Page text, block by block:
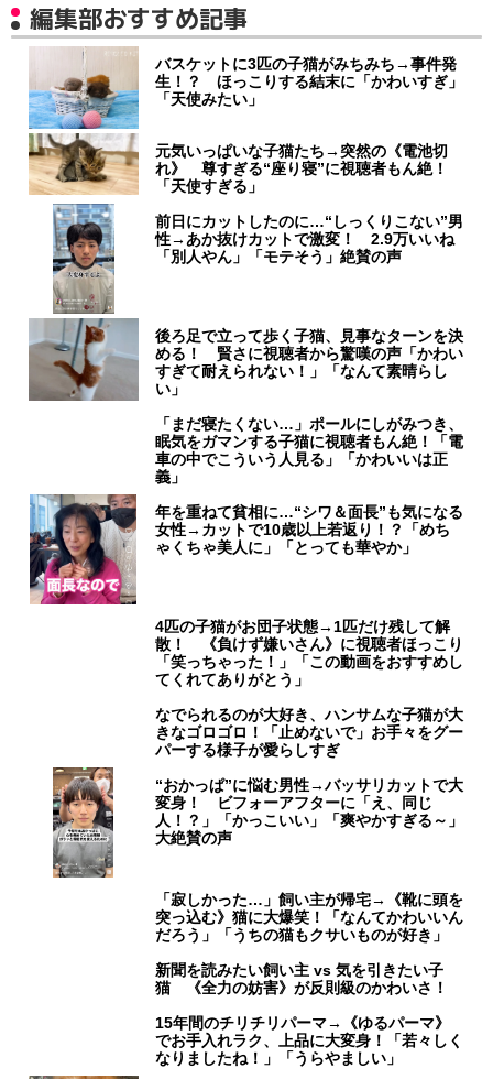
編集部おすすめ記事
バスケットに3匹の子猫がみちみち→事件発
生！？ ほっこりする結末に「かわいすぎ」
「天使みたい」
元気いっぱいな子猫たち→突然の《電池切
れ》 尊すぎる“座り寝”に視聴者もん絶！
「天使すぎる」
前日にカットしたのに…“しっくりこない”男
性→あか抜けカットで激変！ 2.9万いいね
「別人やん」「モテそう」絶賛の声
後ろ足で立って歩く子猫、見事なターンを決
める！ 賢さに視聴者から驚嘆の声「かわい
すぎて耐えられない！」「なんて素晴らし
い」
「まだ寝たくない…」ポールにしがみつき、
眠気をガマンする子猫に視聴者もん絶！「電
車の中でこういう人見る」「かわいいは正
義」
年を重ねて貧相に…“シワ＆面長”も気になる
女性→カットで10歳以上若返り！？「めち
ゃくちゃ美人に」「とっても華やか」
4匹の子猫がお団子状態→1匹だけ残して解
散！ 《負けず嫌いさん》に視聴者ほっこり
「笑っちゃった！」「この動画をおすすめし
てくれてありがとう」
なでられるのが大好き、ハンサムな子猫が大
きなゴロゴロ！「止めないで」お手々をグー
パーする様子が愛らしすぎ
“おかっぱ”に悩む男性→バッサリカットで大
変身！ ビフォーアフターに「え、同じ
人！？」「かっこいい」「爽やかすぎる～」
大絶賛の声
「寂しかった…」飼い主が帰宅→《靴に頭を
突っ込む》猫に大爆笑！「なんてかわいいん
だろう」「うちの猫もクサいものが好き」
新聞を読みたい飼い主 vs 気を引きたい子
猫 《全力の妨害》が反則級のかわいさ！
15年間のチリチリパーマ→《ゆるパーマ》
でお手入れラク、上品に大変身！「若々しく
なりましたね！」「うらやましい」